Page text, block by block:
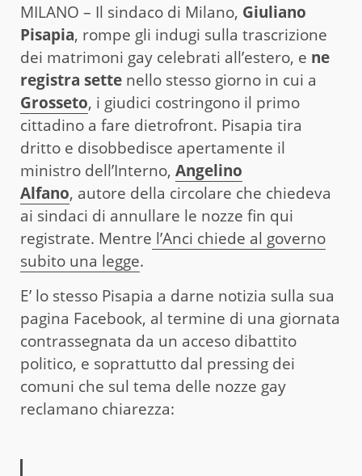
MILANO – Il sindaco di Milano, Giuliano
Pisapia, rompe gli indugi sulla trascrizione
dei matrimoni gay celebrati all’estero, e ne
registra sette nello stesso giorno in cui a
Grosseto, i giudici costringono il primo
cittadino a fare dietrofront. Pisapia tira
dritto e disobbedisce apertamente il
ministro dell’Interno, Angelino
Alfano, autore della circolare che chiedeva
ai sindaci di annullare le nozze fin qui
registrate. Mentre l’Anci chiede al governo
subito una legge.
E’ lo stesso Pisapia a darne notizia sulla sua
pagina Facebook, al termine di una giornata
contrassegnata da un acceso dibattito
politico, e soprattutto dal pressing dei
comuni che sul tema delle nozze gay
reclamano chiarezza: